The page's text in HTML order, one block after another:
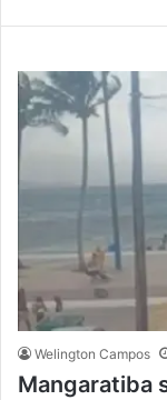
Welington Campos
Mangaratiba